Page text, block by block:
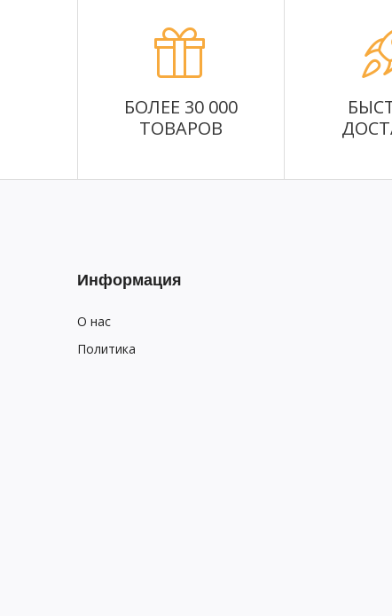
БОЛЕЕ 30 000
ТОВАРОВ
Информация
О нас
Политика